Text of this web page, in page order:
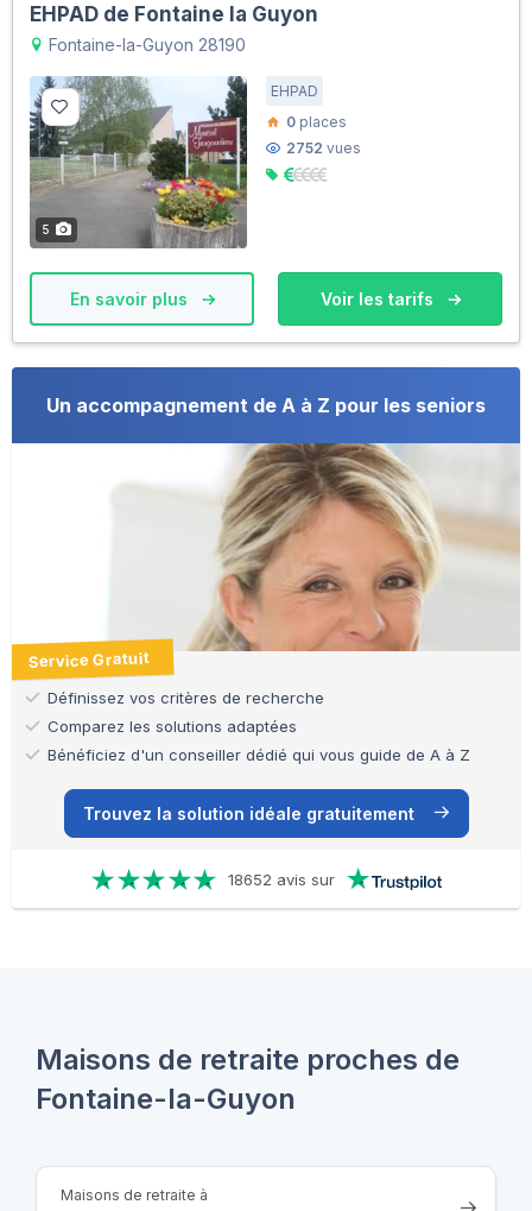
EHPAD de Fontaine la Guyon
Fontaine-la-Guyon 28190
5
EHPAD
0 places
2752 vues
En savoir plus Voir les tarifs
Un accompagnement de A à Z pour les seniors
Service Gratuit
Définissez vos critères de recherche
Comparez les solutions adaptées
Bénéficiez d'un conseiller dédié qui vous guide de A à Z
Trouvez la solution idéale gratuitement
18652 avis sur
Maisons de retraite proches de
Fontaine-la-Guyon
Maisons de retraite à